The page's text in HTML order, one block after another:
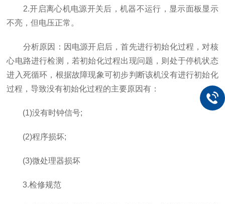
2.开启离心机电源开关后，机器不运行，显示面板显示
不亮，但电压正常。
分析原因：因电源开启后，首先进行初始化过程，对核
心电路进行检测，若初始化过程出现问题，则处于停机状态
进入死循环，根据故障现象可初步判断该机没有进行初始化
过程，导致没有初始化过程的主要原因有：
(1)没有时钟信号;
(2)程序损坏;
(3)微处理器损坏
3.检修规范